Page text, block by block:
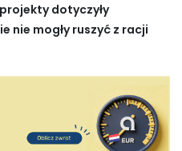
dotyczyły
nie mogły ruszyć z racji